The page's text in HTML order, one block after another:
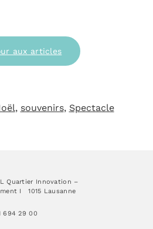
aux articles
, souvenirs, Spectacle
Quartier Innovation –
I1015 Lausanne
694 29 00